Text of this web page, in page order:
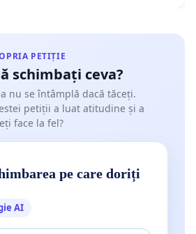
PETIȚIE
schimbați ceva?
nu se întâmplă dacă tăceți.
petiții a luat atitudine și a
face la fel?
pe care doriți
AI